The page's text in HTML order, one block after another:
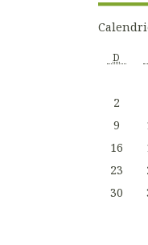
D
2
9
16
23
30